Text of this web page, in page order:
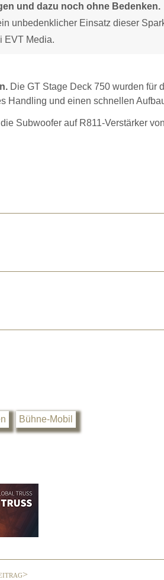
und dazu noch ohne Bedenken.
unbedenklicher Einsatz dieser
EVT Media.
Die GT Stage Deck 750 wurden für
Handling und einen schnellen
Subwoofer auf R811-Verstärker
Bühne-Mobil